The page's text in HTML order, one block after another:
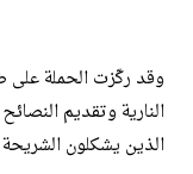
وقد ركّزت الحملة على
النارية وتقديم
الذين يشكلون